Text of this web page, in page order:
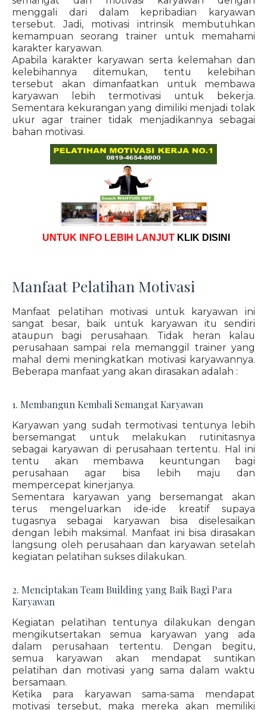
menggali dari dalam kepribadian karyawan
tersebut. Jadi, motivasi intrinsik membutuhkan
kemampuan seorang trainer untuk memahami
karakter karyawan.
Apabila karakter karyawan serta kelemahan dan
kelebihannya ditemukan, tentu kelebihan
tersebut akan dimanfaatkan untuk membawa
karyawan lebih termotivasi untuk bekerja.
Sementara kekurangan yang dimiliki menjadi tolak
ukur agar trainer tidak menjadikannya sebagai
bahan motivasi.
UNTUK INFO LEBIH LANJUT KLIK DISINI
Manfaat Pelatihan Motivasi
Manfaat pelatihan motivasi untuk karyawan ini
sangat besar, baik untuk karyawan itu sendiri
ataupun bagi perusahaan. Tidak heran kalau
perusahaan sampai rela memanggil trainer yang
mahal demi meningkatkan motivasi karyawannya.
Beberapa manfaat yang akan dirasakan adalah :
1. Membangun Kembali Semangat Karyawan
Karyawan yang sudah termotivasi tentunya lebih
bersemangat untuk melakukan rutinitasnya
sebagai karyawan di perusahaan tertentu. Hal ini
tentu akan membawa keuntungan bagi
perusahaan agar bisa lebih maju dan
mempercepat kinerjanya.
Sementara karyawan yang bersemangat akan
terus mengeluarkan ide-ide kreatif supaya
tugasnya sebagai karyawan bisa diselesaikan
dengan lebih maksimal. Manfaat ini bisa dirasakan
langsung oleh perusahaan dan karyawan setelah
kegiatan pelatihan sukses dilakukan.
2. Menciptakan Team Building yang Baik Bagi Para
Karyawan
Kegiatan pelatihan tentunya dilakukan dengan
mengikutsertakan semua karyawan yang ada
dalam perusahaan tertentu. Dengan begitu,
semua karyawan akan mendapat suntikan
pelatihan dan motivasi yang sama dalam waktu
bersamaan.
Ketika para karyawan sama-sama mendapat
motivasi tersebut, maka mereka akan memiliki